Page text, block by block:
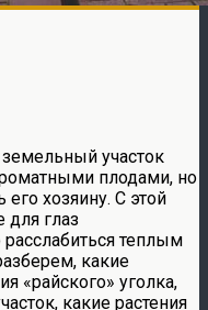
участок
плодами, но
его хозяину. С этой
глаз
теплым
какие
«райского» уголка,
какие растения